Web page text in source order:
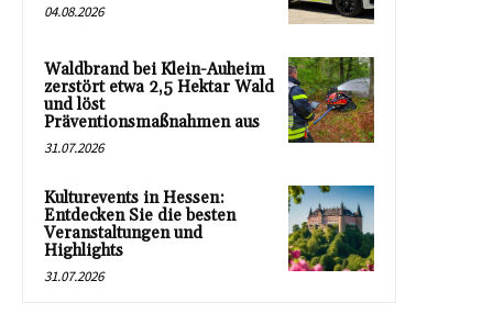
04.08.2026
Waldbrand bei Klein-Auheim
zerstört etwa 2,5 Hektar Wald
und löst
Präventionsmaßnahmen aus
31.07.2026
Kulturevents in Hessen:
Entdecken Sie die besten
Veranstaltungen und
Highlights
31.07.2026